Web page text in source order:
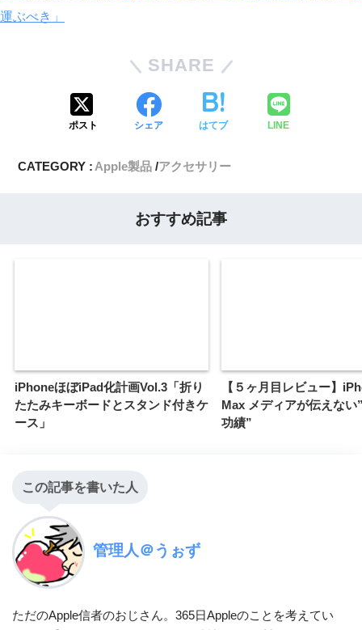
運ぶべき」
SHARE
ポスト シェア はてブ LINE
CATEGORY : Apple製品 アクセサリー
おすすめ記事
iPhoneほぼiPad化計画Vol.3「折り
たたみキーボードとスタンド付きケ
ース」
【５ヶ月目レビュー】
Max メディアが伝えない
功績”
この記事を書いた人
管理人＠うぉず
ただのApple信者のおじさん。365日Appleのことを考えてい